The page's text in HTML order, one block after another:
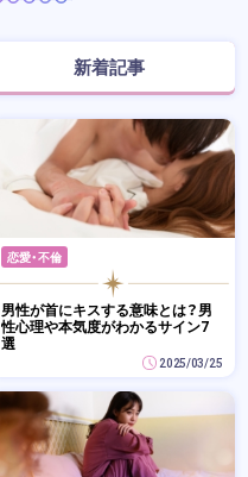
新着記事
恋愛・不倫
男性が首にキスする意味とは？男
性心理や本気度がわかるサイン7
選
2025/03/25